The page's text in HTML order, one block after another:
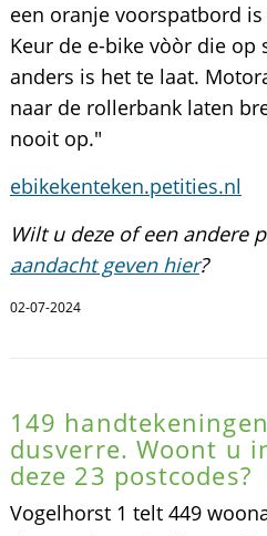
een oranje voorspatbord
Keur de e-bike vòòr die op
anders is het te laat.
naar de rollerbank laten
nooit op."
ebikekenteken.petities.nl
Wilt u deze of een andere
aandacht geven hier?
02-07-2024
149
dusverre. Woont u
deze 23 postcodes?
Vogelhorst 1 telt 449